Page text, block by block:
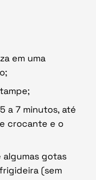
em uma
a 7 minutos, até
crocante e o
algumas gotas
(sem